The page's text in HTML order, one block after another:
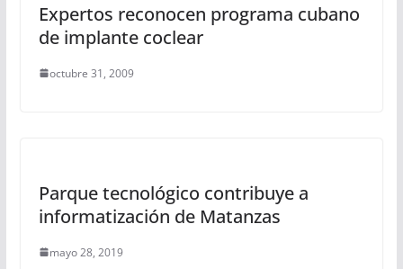
Expertos reconocen programa cubano
de implante coclear
octubre 31, 2009
Parque tecnológico contribuye a
informatización de Matanzas
mayo 28, 2019